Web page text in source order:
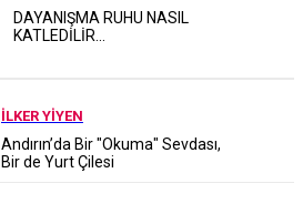
DAYANIŞMA RUHU NASIL
KATLEDİLİR...
İLKER YİYEN
Andırın’da Bir "Okuma" Sevdası,
Bir de Yurt Çilesi